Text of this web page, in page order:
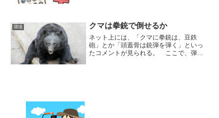
部屋でエアコン同時使用...
環境 クマは拳銃で倒せるか
ネット上には、「クマに拳銃は、豆鉄
砲」とか「頭蓋骨は銃弾を弾く」といっ
たコメントが見られる。 ここで、弾丸